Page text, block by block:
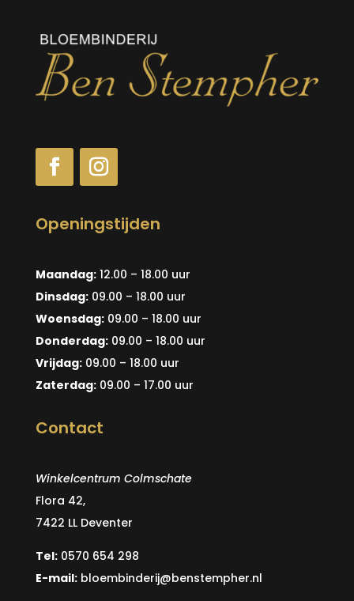
Openingstijden
Maandag:12.00 – 18.00 uur
Dinsdag:09.00 – 18.00 uur
Woensdag:09.00 – 18.00 uur
Donderdag:09.00 – 18.00 uur
Vrijdag:09.00 – 18.00 uur
Zaterdag:09.00 – 17.00 uur
Contact
Winkelcentrum Colmschate
Flora 42,
7422 LL Deventer
Tel:0570 654 298
E-mail:bloembinderij@benstempher.nl